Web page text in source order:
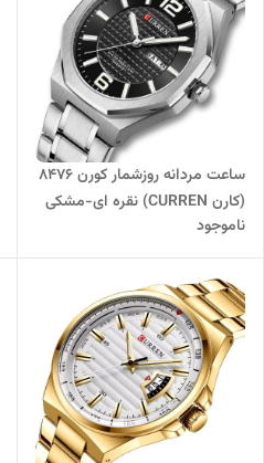
ساعت مردانه روزشمار کورن 8476
(کارن CURREN) نقره ای-مشکی
ناموجود